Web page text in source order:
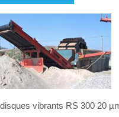
disques vibrants RS 300 20